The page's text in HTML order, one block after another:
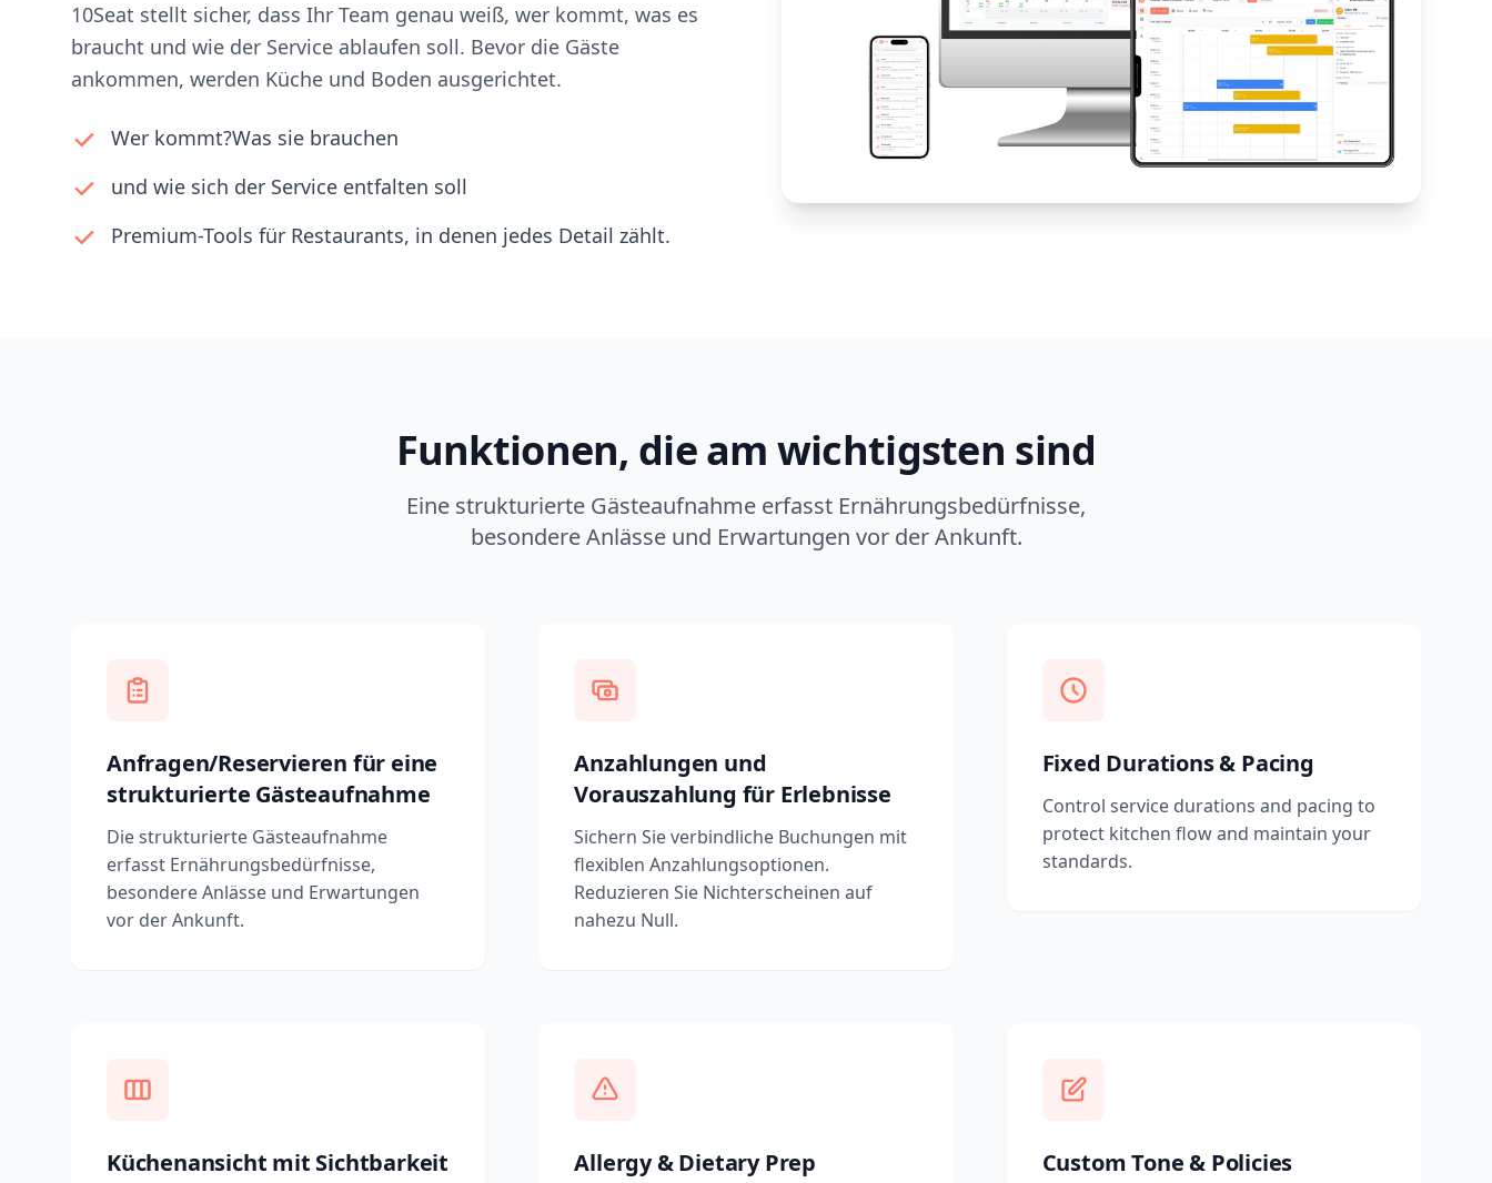
10Seat stellt sicher, dass Ihr Team genau weiß, wer kommt, was es
braucht und wie der Service ablaufen soll. Bevor die Gäste
ankommen, werden Küche und Boden ausgerichtet.
Wer kommt?Was sie brauchen
und wie sich der Service entfalten soll
Premium-Tools für Restaurants, in denen jedes Detail zählt.
Funktionen, die am wichtigsten sind
Eine strukturierte Gästeaufnahme erfasst Ernährungsbedürfnisse,
besondere Anlässe und Erwartungen vor der Ankunft.
Anfragen/Reservieren für eine
strukturierte Gästeaufnahme
Die strukturierte Gästeaufnahme
erfasst Ernährungsbedürfnisse,
besondere Anlässe und Erwartungen
vor der Ankunft.
Anzahlungen und
Vorauszahlung für Erlebnisse
Sichern Sie verbindliche Buchungen mit
flexiblen Anzahlungsoptionen.
Reduzieren Sie Nichterscheinen auf
nahezu Null.
Fixed Durations & Pacing
Control service durations and pacing to
protect kitchen flow and maintain your
standards.
Küchenansicht mit Sichtbarkeit
Allergy & Dietary Prep Custom Tone & Policies